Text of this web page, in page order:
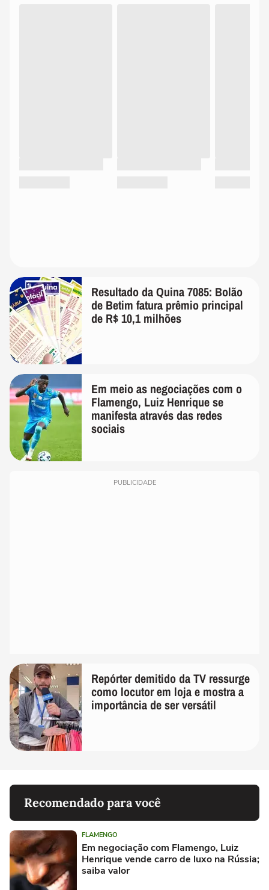
Resultado da Quina 7085: Bolão
de Betim fatura prêmio principal
de R$ 10,1 milhões
Em meio as negociações com o
Flamengo, Luiz Henrique se
manifesta através das redes
sociais
PUBLICIDADE
Repórter demitido da TV ressurge
como locutor em loja e mostra a
importância de ser versátil
Recomendado para você
FLAMENGO
Em negociação com Flamengo, Luiz
Henrique vende carro de luxo na Rússia;
saiba valor